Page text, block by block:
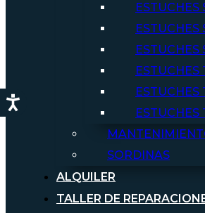
ESTUCHES
ESTUCHES
ESTUCHES
ESTUCHES
SORDINAS
ALQUILER
TALLER DE